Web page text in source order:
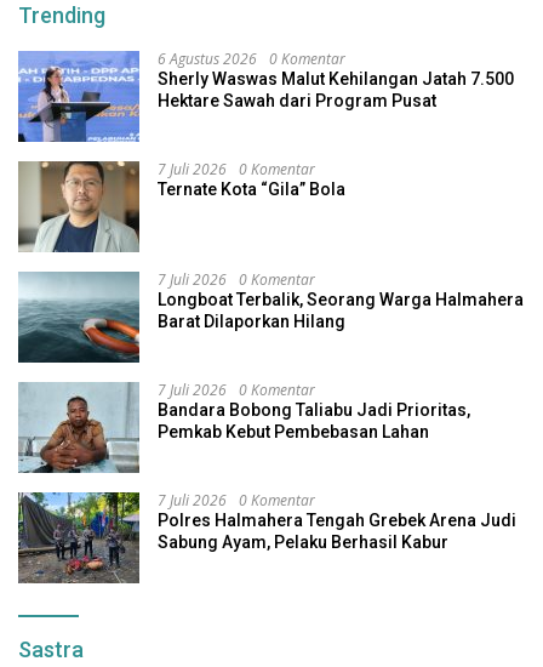
Trending
6 Agustus 2026 0 Komentar
Sherly Waswas Malut Kehilangan Jatah 7.500
Hektare Sawah dari Program Pusat
7 Juli 2026 0 Komentar
Ternate Kota “Gila” Bola
7 Juli 2026 0 Komentar
Longboat Terbalik, Seorang Warga Halmahera
Barat Dilaporkan Hilang
7 Juli 2026 0 Komentar
Bandara Bobong Taliabu Jadi Prioritas,
Pemkab Kebut Pembebasan Lahan
7 Juli 2026 0 Komentar
Polres Halmahera Tengah Grebek Arena Judi
Sabung Ayam, Pelaku Berhasil Kabur
Sastra